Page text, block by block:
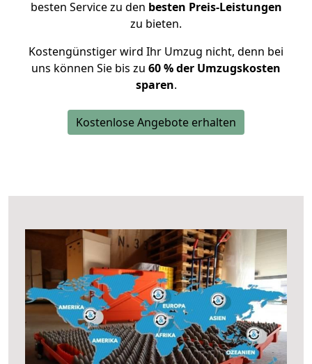
besten Service zu den besten Preis-Leistungen
zu bieten.
Kostengünstiger wird Ihr Umzug nicht, denn bei
uns können Sie bis zu 60 % der Umzugskosten
sparen.
Kostenlose Angebote erhalten